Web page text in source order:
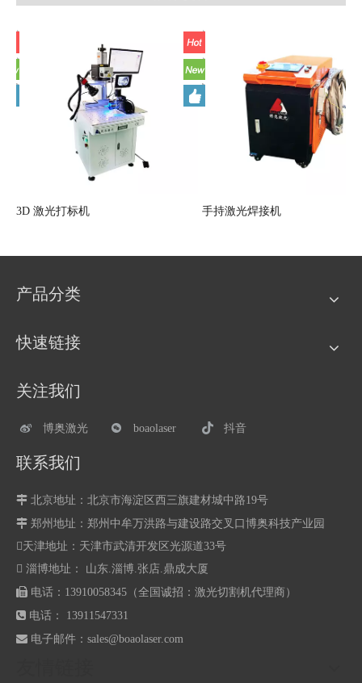
金属激光切割机4015 3D 激光打标机
产品分类
快速链接
关注我们
博奥激光 boaolaser 抖音
联系我们
 北京地址：北京市海淀区西三旗建材城中路19号
 郑州地址： 郑州中牟万洪路与建设路交叉口博奥科技产业园
天津地址：天津市武清开发区光源道33号
 淄博地址： 山东.淄博.张店.鼎成大厦
 电话：13910058345（全国诚招：激光切割机代理商）
 电话： 13911547331
 电子邮件： sales@boaolaser.com